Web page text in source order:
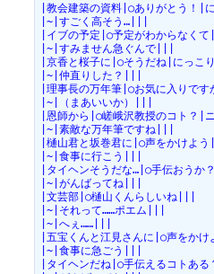
|教会建築の資料|○ありがとう！|
|~|すごく高そう…|||
|イブの予定|○予定がわからなく
|~|すみません急ぐんで|||
|京香と桜子に|○そうだね|にっこ
|~|仲直りした？|||
|理事長の万年筆|○お気に入りで
|~|（まあいいか）|||
|恩師から|○嵯峨沢教授のコト？|
|~|素敵な万年筆ですね|||
|樋山君と坂巻君に|○声をかけよ
|~|食事に行こう|||
|タイヘンそうだな…|○手伝おうか
|~|がんばってね|||
|文芸部|○樋山くんらしいね|||
|~|それって……ポエム|||
|~|へぇ……|||
|五宝くんと江見さんに|○声をか
|~|食事に急ごう|||
|タイヘンだね|○手伝えるコトあ